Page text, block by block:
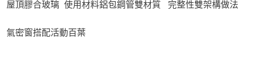
屋頂膠合玻璃 使用材料鋁包鋼管雙材質 完整性雙架構做法
氣密窗搭配活動百葉